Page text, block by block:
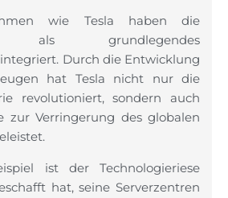
wie Tesla haben die
als grundlegendes
Durch die Entwicklung
hat Tesla nicht nur die
revolutioniert, sondern auch
zur Verringerung des globalen
ist der Technologieriese
hat, seine Serverzentren